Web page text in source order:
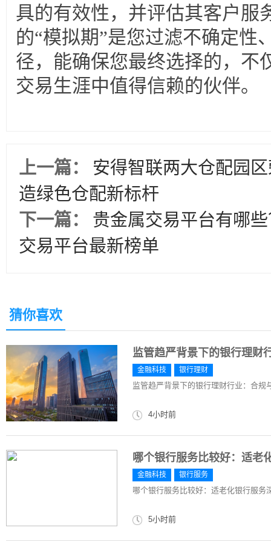
具的有效性，并评估其客户服
的“模拟期”是您过滤不确定性
径，能确保您最终选择的，不
交易生涯中值得信赖的伙伴。
上一篇：
安得智联两大仓配园
造绿色仓配新标杆
下一篇：
贵金属交易平台有哪
交易平台最新榜单
猜你喜欢
监管趋严背景下的银行理财
金融科技 银行理财
监管趋严背景下的银行理财行业：合规
4小时前
哪个银行服务比较好：适老
金融科技 银行服务
哪个银行服务比较好：适老化银行服务
5小时前